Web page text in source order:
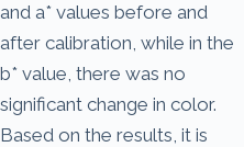
and a* values before and
after calibration, while in the
b* value, there was no
significant change in color.
Based on the results, it is